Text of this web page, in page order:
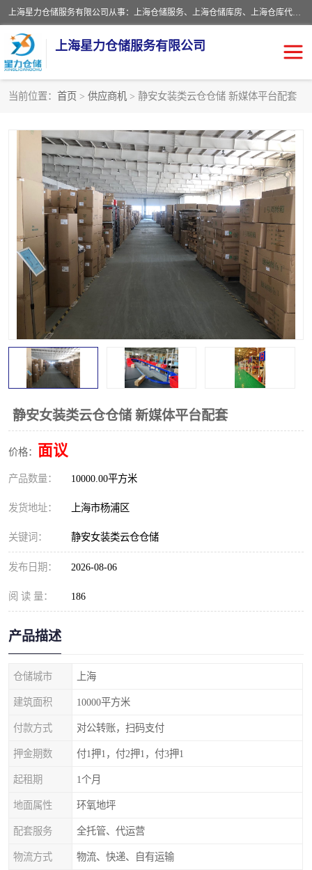
上海星力仓储服务有限公司从事：上海仓储服务、上海仓储库房、上海仓库代运营、上海仓库对外出租、上海仓库外包、上海三方仓储、上海电商仓储代发、上海电商代发货仓库、上海托管仓库、上海仓储配送。上海星力仓储服务有限公司现在拥有100个分仓、10万余平方的标准库房，精炼员工几百名，与几千家客户合作，公司已跻身上海仓储行业前列。欢迎来电咨询！
上海星力仓储服务有限公司
当前位置： 首页 > 供应商机 > 静安女装类云仓仓储 新媒体平台配套
静安女装类云仓仓储 新媒体平台配套
价格： 面议
产品数量： 10000.00平方米
发货地址： 上海市杨浦区
关键词： 静安女装类云仓仓储
发布日期： 2026-08-06
阅 读 量： 186
产品描述
仓储城市 上海
建筑面积 10000平方米
付款方式 对公转账，扫码支付
押金期数 付1押1，付2押1，付3押1
起租期 1个月
地面属性 环氧地坪
配套服务 全托管、代运营
物流方式 物流、快递、自有运输
上海仓储配送 上海仓库外包
上海仓库代运营 上海托管仓库
上海第三方仓储 上海仓储服务
仓储 上海电商代发货仓库
上海托管仓库